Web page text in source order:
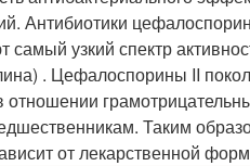
Антибиотики
узкий спектр
. Цефалоспорины II
Таким
от лекарственной